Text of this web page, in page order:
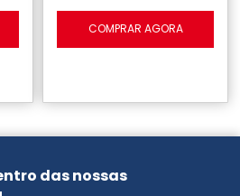
COMPRAR AGORA
das nossas